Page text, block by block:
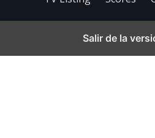
Salir de la